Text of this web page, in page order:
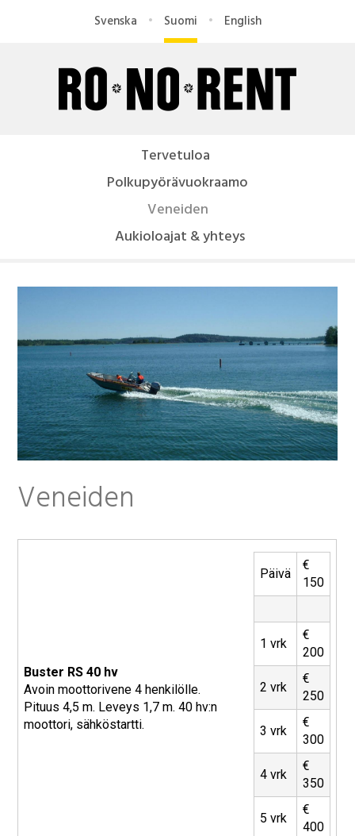
Hyppää
pääsisältöön
Svenska Suomi English
R
e
n
t
Tervetuloa
Polkupyörävuokraamo
Veneiden
Aukioloajat & yhteys
Veneiden
Buster RS 40 hv
Avoin moottorivene 4 henkilölle.
Pituus 4,5 m. Leveys 1,7 m. 40 hv:n
moottori, sähköstartti.
Päivä
€
150
1 vrk
€
200
2 vrk
€
250
3 vrk
€
300
4 vrk
€
350
5 vrk
€
400